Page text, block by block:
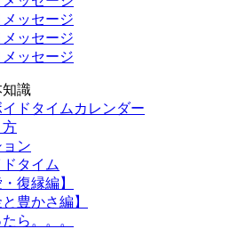
ッセージ
ッセージ
ッセージ
識
イドタイムカレンダー
方
ン
タイム
復縁編】
豊かさ編】
ら。。。